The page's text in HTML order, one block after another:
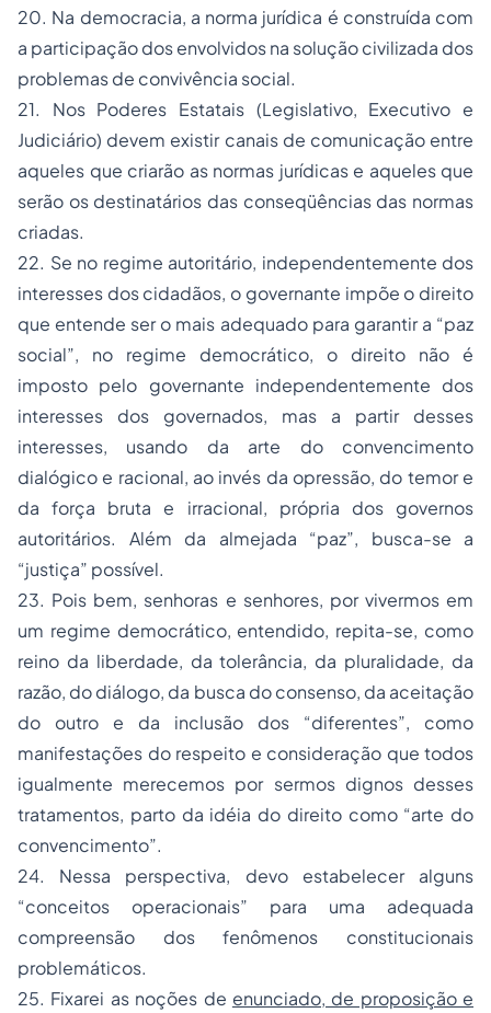
20. Na democracia, a norma jurídica é construída com
a participação dos envolvidos na solução civilizada dos
problemas de convivência social.
21. Nos Poderes Estatais (Legislativo, Executivo e
Judiciário) devem existir canais de comunicação entre
aqueles que criarão as normas jurídicas e aqueles que
serão os destinatários das conseqüências das normas
criadas.
22. Se no regime autoritário, independentemente dos
interesses dos cidadãos, o governante impõe o direito
que entende ser o mais adequado para garantir a “paz
social”, no regime democrático, o direito não é
imposto pelo governante independentemente dos
interesses dos governados, mas a partir desses
interesses, usando da arte do convencimento
dialógico e racional, ao invés da opressão, do temor e
da força bruta e irracional, própria dos governos
autoritários. Além da almejada “paz”, busca-se a
“justiça” possível.
23. Pois bem, senhoras e senhores, por vivermos em
um regime democrático, entendido, repita-se, como
reino da liberdade, da tolerância, da pluralidade, da
razão, do diálogo, da busca do consenso, da aceitação
do outro e da inclusão dos “diferentes”, como
manifestações do respeito e consideração que todos
igualmente merecemos por sermos dignos desses
tratamentos, parto da idéia do direito como “arte do
convencimento”.
24. Nessa perspectiva, devo estabelecer alguns
“conceitos operacionais” para uma adequada
compreensão dos fenômenos constitucionais
problemáticos.
25. Fixarei as noções de enunciado, de proposição e